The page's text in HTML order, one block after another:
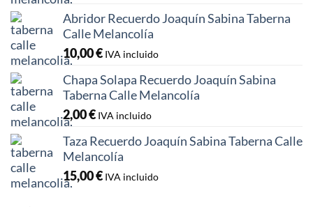
Abridor Recuerdo Joaquín Sabina Taberna
Calle Melancolía
10,00€ IVA incluido
Chapa Solapa Recuerdo Joaquín Sabina
Taberna Calle Melancolía
2,00€ IVA incluido
Taza Recuerdo Joaquín Sabina Taberna Calle
Melancolía
15,00€ IVA incluido